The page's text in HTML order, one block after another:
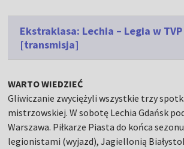
Ekstraklasa: Lechia – Legia w TVP
[transmisja]
WARTO WIEDZIEĆ
Gliwiczanie zwyciężyli wszystkie trzy
mistrzowskiej. W sobotę Lechia Gdańsk
Warszawa. Piłkarze Piasta do końca
legionistami (wyjazd), Jagiellonią